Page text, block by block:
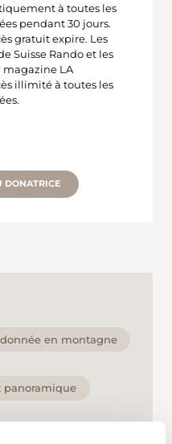
à toutes les
pendant 30 jours.
gratuit expire. Les
Suisse Rando et les
magazine LA
illimité à toutes les
DONATRICE
en montagne
panoramique